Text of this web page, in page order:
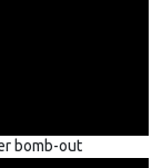
bomb-out